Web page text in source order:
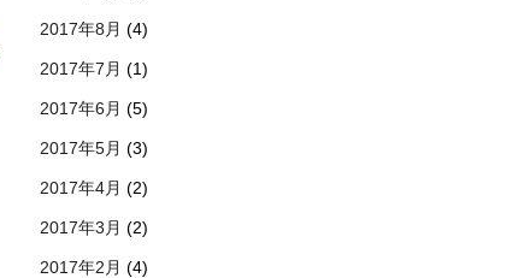
2017年8月 (4)
2017年7月 (1)
2017年6月 (5)
2017年5月 (3)
2017年4月 (2)
2017年3月 (2)
2017年2月 (4)